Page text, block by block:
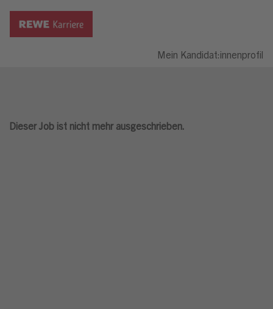
Mein Kandidat:innenprofil
Dieser Job ist nicht mehr ausgeschrieben.